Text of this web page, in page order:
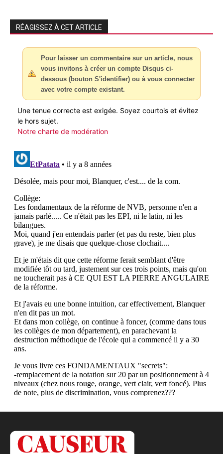
RÉAGISSEZ À CET ARTICLE
Pour laisser un commentaire sur un article, nous
vous invitons à créer un compte Disqus ci-
dessous (bouton S'identifier) ou à vous connecter
avec votre compte existant.
Une tenue correcte est exigée. Soyez courtois et évitez
le hors sujet.
Notre charte de modération